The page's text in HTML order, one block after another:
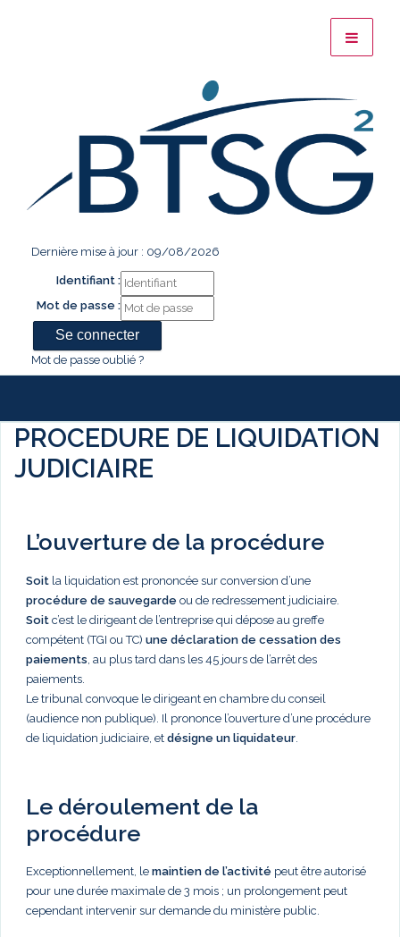
Dernière mise à jour : 09/08/2026
Identifiant :
Mot de passe :
Mot de passe oublié ?
PROCEDURE DE LIQUIDATION
JUDICIAIRE
L’ouverture de la procédure
Soit la liquidation est prononcée sur conversion d’une
procédure de sauvegarde ou de redressement judiciaire.
Soit c’est le dirigeant de l’entreprise qui dépose au greffe
compétent (TGI ou TC) une déclaration de cessation des
paiements , au plus tard dans les 45 jours de l’arrêt des
paiements.
Le tribunal convoque le dirigeant en chambre du conseil
(audience non publique). Il prononce l’ouverture d’une procédure
de liquidation judiciaire, et désigne un liquidateur
Le déroulement de la
procédure
Exceptionnellement, le maintien de l’activité peut être autorisé
pour une durée maximale de 3 mois ; un prolongement peut
cependant intervenir sur demande du ministère public.